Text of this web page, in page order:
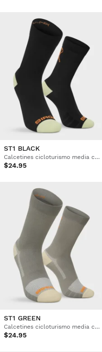
ST1 BLACK
Calcetines cicloturismo media caña
$24.95
ST1 GREEN
Calcetines cicloturismo media caña
$24.95